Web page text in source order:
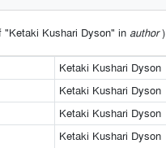
"Ketaki Kushari Dyson" in author)
Ketaki Kushari Dyson
Ketaki Kushari Dyson
Ketaki Kushari Dyson
Ketaki Kushari Dyson